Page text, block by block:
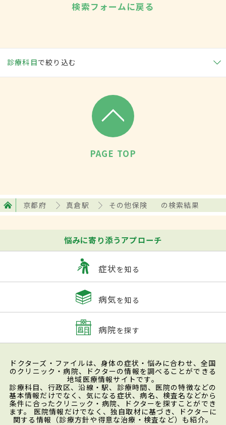
検索フォームに戻る
診療科目で絞り込む
PAGE TOP
京都府 真倉駅 その他保険 の検索結果
悩みに寄り添うアプローチ
症状を知る
病気を知る
病院を探す
ドクターズ・ファイルは、身体の症状・悩みに合わせ、全国
のクリニック・病院、ドクターの情報を調べることができる
地域医療情報サイトです。
診療科目、行政区、沿線・駅、診療時間、医院の特徴などの
基本情報だけでなく、気になる症状、病名、検査名などから
条件に合ったクリニック・病院、ドクターを探すことができ
ます。 医院情報だけでなく、独自取材に基づき、ドクターに
関する情報（診療方針や得意な治療・検査など）も紹介。